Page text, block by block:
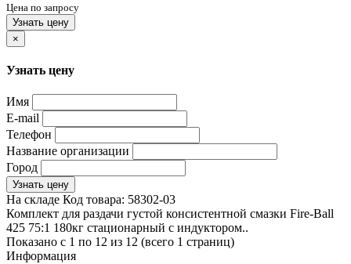
Цена по запросу
Узнать цену
×
Узнать цену
Имя
E-mail
Телефон
Название организации
Город
Узнать цену
На складе Код товара: 58302-03
Комплект для раздачи густой консистентной смазки Fire-Ball
425 75:1 180кг стационарный с индуктором..
Показано с 1 по 12 из 12 (всего 1 страниц)
Информация